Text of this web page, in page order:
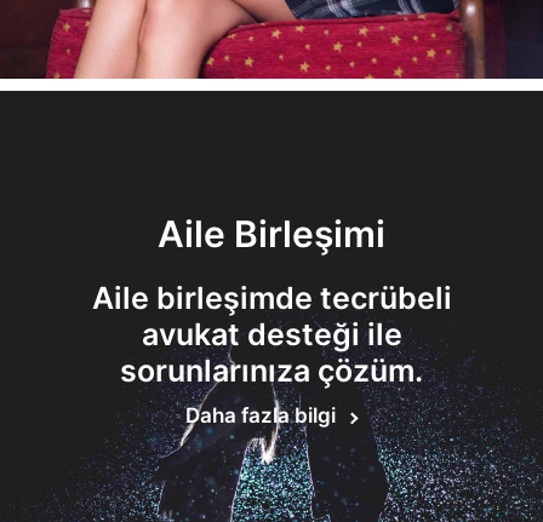
Aile Birleşimi
Aile birleşimde tecrübeli
avukat desteği ile
sorunlarınıza çözüm.
Daha fazla bilgi